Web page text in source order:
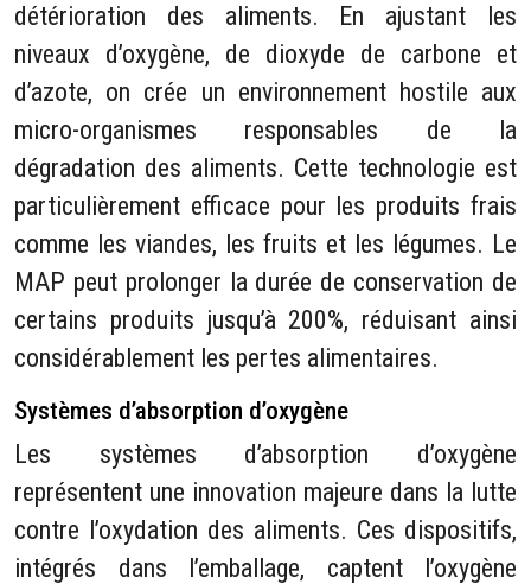
détérioration des aliments. En ajustant les
niveaux d’oxygène, de dioxyde de carbone et
d’azote, on crée un environnement hostile aux
micro-organismes responsables de la
dégradation des aliments. Cette technologie est
particulièrement efficace pour les produits frais
comme les viandes, les fruits et les légumes. Le
MAP peut prolonger la durée de conservation de
certains produits jusqu’à 200%, réduisant ainsi
considérablement les pertes alimentaires.
Systèmes d’absorption d’oxygène
Les systèmes d’absorption d’oxygène
représentent une innovation majeure dans la lutte
contre l’oxydation des aliments. Ces dispositifs,
intégrés dans l’emballage, captent l’oxygène